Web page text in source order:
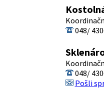
048/
048/
Pošli